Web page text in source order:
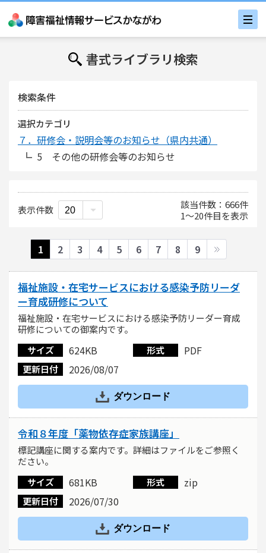
書式ライブラリ検索
検索条件
選択カテゴリ
７．研修会・説明会等のお知らせ（県内共通）
5 その他の研修会等のお知らせ
表示件数
1 2 3 4 5 6 7 8 9
1〜20件目を表示
該当件数 666件
福祉施設・在宅サービスにおける感染予防リーダ
ー育成研修について
福祉施設・在宅サービスにおける感染予防リーダー育成
研修についての御案内です。
サイズ
624KB 形式 PDF
更新日付 2026/08/07
ダウンロード
令和８年度「薬物依存症家族講座」
標記講座に関する案内です。詳細はファイルをご参照く
ださい。
サイズ
681KB 形式 zip
更新日付 2026/07/30
ダウンロード